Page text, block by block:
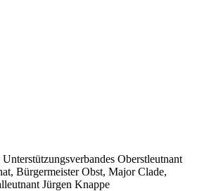
Oberstleutnant
Bürgermeister Obst, Major Clade,
Jürgen Knappe